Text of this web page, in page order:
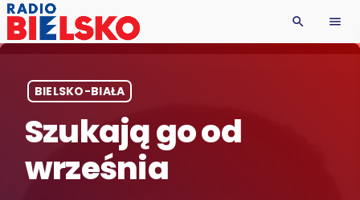
search menu
BIELSKO-BIAŁA
Szukają go od
września